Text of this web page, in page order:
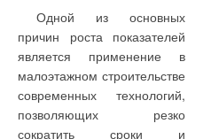
Одной из основных
причин роста показателей
является применение в
малоэтажном строительстве
современных технологий,
позволяющих резко
сократить сроки и
весь фасад здания увешан
разнокалиберными сплит-
системами, то сейчас,
особенно для новых
зданиях, такое уже не
характерно. Помимо
элегантности и внешней
застройку заказчики
стремятся увеличить
этажность возводимых
зданий. Как следствие,
возросли требования к
циркуляционным насосам
для систем отопления и